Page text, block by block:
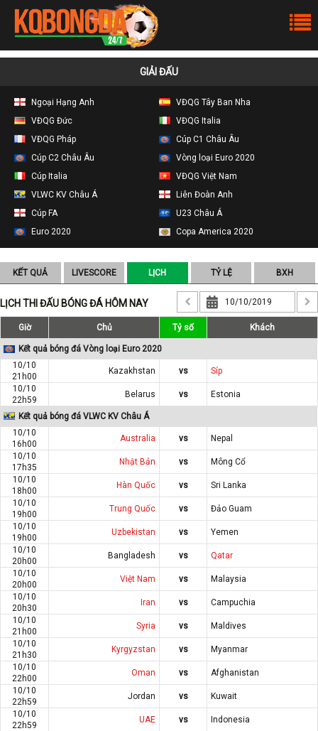
GIẢI ĐẤU
Ngoại Hạng Anh
VĐQG Tây Ban Nha
VĐQG Đức
VĐQG Italia
VĐQG Pháp
Cúp C1 Châu Âu
Cúp C2 Châu Âu
Vòng loại Euro 2020
Cúp Italia
VĐQG Việt Nam
VLWC KV Châu Á
Liên Đoàn Anh
Cúp FA
U23 Châu Á
Euro 2020
Copa America 2020
KẾT QUẢ LIVESCORE LỊCH TỶ LỆ BXH
LỊCH THI ĐẤU BÓNG ĐÁ HÔM NAY
Giờ Chủ Tỷ số Khách
Kết quả bóng đá Vòng loại Euro 2020
10/10
21h00
Kazakhstan vs
Síp
10/10
22h59
Belarus vs Estonia
Kết quả bóng đá VLWC KV Châu Á
10/10
16h00
Australia vs
Nepal
10/10
17h35
Nhật Bản vs
Mông Cổ
10/10
18h00
Hàn Quốc vs
Sri Lanka
10/10
19h00
Trung Quốc vs
Đảo Guam
10/10
19h00
Uzbekistan vs
Yemen
10/10
20h00
Bangladesh vs
Qatar
10/10
20h00
Việt Nam vs
Malaysia
10/10
20h30
Iran vs
Campuchia
10/10
21h00
Syria vs
Maldives
10/10
21h30
Kyrgyzstan vs
Myanmar
10/10
22h00
Oman vs
Afghanistan
10/10
22h59
Jordan vs
Kuwait
10/10
22h59
UAE vs
Indonesia